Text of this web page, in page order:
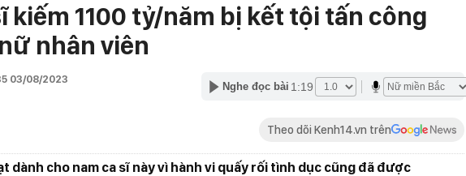
kiếm 1100 tỷ/năm bị kết tội tấn công
nhân viên
03/08/2023
Nghe đọc bài 1:19
Theo dõi Kenh14.vn trên
dành cho nam ca sĩ này vì hành vi quấy rối tình dục cũng đã được